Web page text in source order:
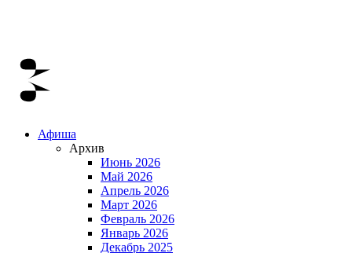
Афиша
Архив
Июнь 2026
Май 2026
Апрель 2026
Март 2026
Февраль 2026
Январь 2026
Декабрь 2025